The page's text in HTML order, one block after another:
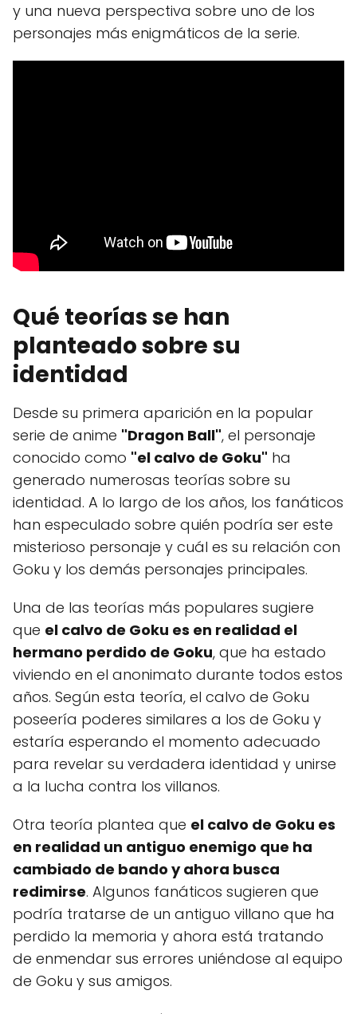
y una nueva perspectiva sobre uno de los
personajes más enigmáticos de la serie.
Qué teorías se han
planteado sobre su
identidad
Desde su primera aparición en la popular
serie de anime "Dragon Ball", el personaje
conocido como "el calvo de Goku" ha
generado numerosas teorías sobre su
identidad. A lo largo de los años, los fanáticos
han especulado sobre quién podría ser este
misterioso personaje y cuál es su relación con
Goku y los demás personajes principales.
Una de las teorías más populares sugiere
que el calvo de Goku es en realidad el
hermano perdido de Goku, que ha estado
viviendo en el anonimato durante todos estos
años. Según esta teoría, el calvo de Goku
poseería poderes similares a los de Goku y
estaría esperando el momento adecuado
para revelar su verdadera identidad y unirse
a la lucha contra los villanos.
Otra teoría plantea que el calvo de Goku es
en realidad un antiguo enemigo que ha
cambiado de bando y ahora busca
redimirse. Algunos fanáticos sugieren que
podría tratarse de un antiguo villano que ha
perdido la memoria y ahora está tratando
de enmendar sus errores uniéndose al equipo
de Goku y sus amigos.